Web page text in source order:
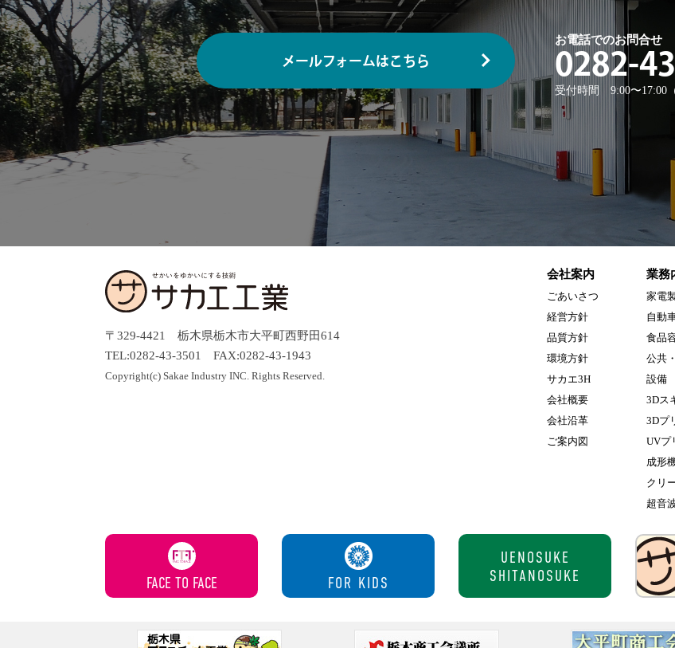
メールフォームはこちら
お電話でのお問合せ
0282-
受付時間 9:00〜17:00
〒329-4421 栃木県栃木市大平町西野田614
TEL:0282-43-3501 FAX:0282-43-1943
Copyright(c) Sakae Industry INC. Rights Reserved.
会社案内
ごあいさつ
経営方針
品質方針
環境方針
サカエ3H
会社概要
会社沿革
ご案内図
業務
家電
自動
食品
公共
設備
3Dス
3Dプ
UVプ
成形
クリ
超音
FACE TO FACE FOR KIDS
UENOSUKE
SHITANOSUKE